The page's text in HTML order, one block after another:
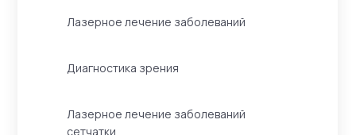
Диагностика зрения
Лазерное лечение заболеваний
Лазерное лечение заболеваний
сетчатки